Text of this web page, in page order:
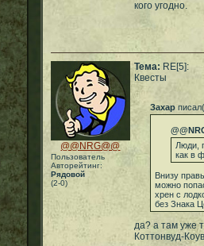
кого угодно.
@@NRG@@
Пользователь
Авторейтинг:
Рядовой
(2-0)
Тема: RE[5]:
Квесты
Захар
Люди,
как в
Внизу
можно
хрен с
без Знака
да? а там уже
Коттонвуд-Коув